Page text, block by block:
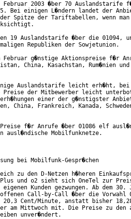
Februar 2003 �ber 70 Auslandstarife
Bei einigen L�ndern landet der
Spitze der Tariftabellen, wenn man
19 Auslandstarife �ber die 01094,
Republiken der Sowjetunion.
g�nstige Aktionspreise f�r
China, Kasachstan, Rum�nien
Auslandstarife leicht erh�ht, bei
der Mitbewerber leicht
einer der g�nstigster
China, Frankreich, Kanada,
f�r Anrufe �ber 01086 elf
Mobilfunknetze.
bei Mobilfunk-Gespr�chen
zu den D-Netzen h�heren
Plus und o2 sieht sich OneTel zur
Kunden gezwungen. Ab dem 30.
Call-by-Call �ber die Vorwahl
20,3 Cent/Minute, anstatt bisher
am Mittwoch mit. Die Preise zu den
unver�ndert.